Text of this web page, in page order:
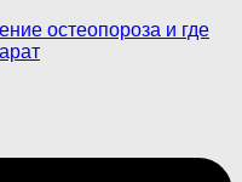
остеопороза и где